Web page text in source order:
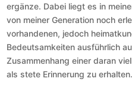
ergänze. Dabei liegt es in
von meiner Generation noch
vorhandenen, jedoch
Bedeutsamkeiten ausführlich
Zusammenhang einer daran
als stete Erinnerung zu erhalten.